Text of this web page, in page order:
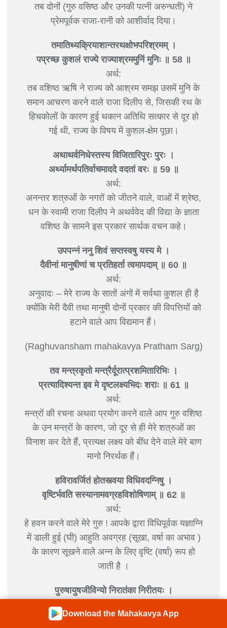
तब दोनों (गुरु वसिष्ठ और उनकी पत्नी अरुन्धती) ने
प्रेमपूर्वक राजा-रानी को आशीर्वाद दिया।
तमातिथ्यक्रियाशान्तरथक्षोभपरिश्रमम् ।
पप्रच्छ कुशलं राज्ये राज्याश्रममुनिं मुनिः ॥ 58 ॥
अर्थ:
तब वशिष्ठ ऋषि ने राज्य को आश्रम समझ उसमें मुनि के
समान आचरण करने वाले राजा दिलीप से, जिसकी रथ के
हिचकोलों के कारण हुई थकान अतिथि सत्कार से दूर हो
गई थी, राज्य के विषय में कुशल-क्षेम पूछा।
अथाथर्वनिधेस्तस्य विजितारिपुरः पुरः ।
अर्थ्यामर्थपतिर्वाचमाददे वदतां वरः ॥ 59 ॥
अर्थ:
अनन्तर शत्रुओं के नगरों को जीतने वाले, वाओं में श्रेष्ठ,
धन के स्वामी राजा दिलीप ने अथर्ववेद की विद्या के ज्ञाता
वशिष्ठ के सामने इस प्रकार सार्थक वचन कहे।
उपपन्नं ननु शिवं सप्तस्वषु यस्य मे ।
दैवीनां मानुषीणां च प्रतिहर्ता त्वमापदाम् ॥ 60 ॥
अर्थ:
अनुवादः – मेरे राज्य के सातों अंगों में सर्वथा कुशल ही है
क्योंकि मेरी दैवी तथा मानुषी दोनों प्रकार की विपत्तियों को
हटाने वाले आप विद्यमान हैं।
(Raghuvansham mahakavya Pratham Sarg)
तव मन्त्रकृतो मन्त्रैर्दूरात्प्रशमितारिभिः ।
प्रत्यादिश्यन्त इव मे दृष्टलक्ष्यभिदः शराः ॥ 61 ॥
अर्थ:
मन्त्रों की रचना अथवा प्रयोग करने वाले आप गुरु वशिष्ठ
के उन मन्त्रों के कारण, जो दूर से ही मेरे शत्रुओं का
विनाश कर देते हैं, प्रत्यक्ष लक्ष्य को बींध देने वाले मेरे बाण
मानो निरर्थक हैं।
हविरावर्जितं होतस्त्वया विधिवदग्निषु ।
वृष्टिर्भवति सस्यानामवग्रहविशोषिणाम् ॥ 62 ॥
अर्थ:
हे हवन करने वाले मेरे गुरु ! आपके द्वारा विधिपूर्वक यज्ञाग्नि
में डाली हुई (घी) आहुति अवग्रह (सूखा, वर्षा का अभाव )
के कारण सूखने वाले अन्न के लिए वृष्टि (वर्षा) रूप हो
जाती है ।
पुरुषायुषजीविन्यो निरातंका निरीतयः ।
यन्मदीयाः प्रजास्तस्य हेतुस्त्वद्ब्रह्मवर्चसम् ॥ 63 ॥
अर्थ:
Download the Mahakavya App